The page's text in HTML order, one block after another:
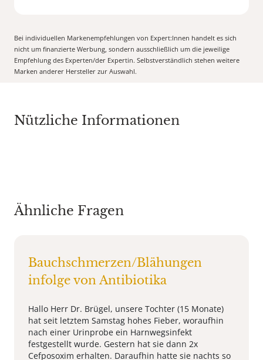
Bei individuellen Markenempfehlungen von Expert:Innen handelt es sich
nicht um finanzierte Werbung, sondern ausschließlich um die jeweilige
Empfehlung des Experten/der Expertin. Selbstverständlich stehen weitere
Marken anderer Hersteller zur Auswahl.
Nützliche Informationen
Ähnliche Fragen
Bauchschmerzen/Blähungen
infolge von Antibiotika
Hallo Herr Dr. Brügel, unsere Tochter (15 Monate)
hat seit letztem Samstag hohes Fieber, woraufhin
nach einer Urinprobe ein Harnwegsinfekt
festgestellt wurde. Gestern hat sie dann 2x
Cefposoxim erhalten. Daraufhin hatte sie nachts so